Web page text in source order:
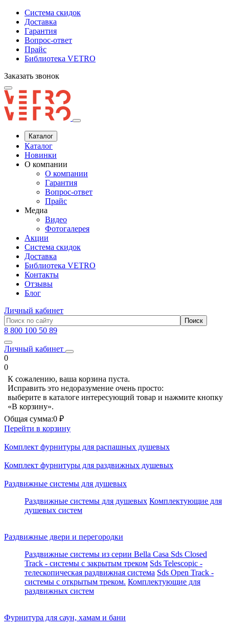
Система скидок
Доставка
Гарантия
Вопрос-ответ
Прайс
Библиотека VETRO
Заказать звонок
Каталог
Каталог
Новинки
О компании
О компании
Гарантия
Вопрос-ответ
Прайс
Медиа
Видео
Фотогалерея
Акции
Система скидок
Доставка
Библиотека VETRO
Контакты
Отзывы
Блог
Личный кабинет
8 800 100 50 89
Личный кабинет
0
0
К сожалению, ваша корзина пуста.
Исправить это недоразумение очень просто:
выберите в каталоге интересующий товар и нажмите кнопку
«В корзину».
Общая сумма:0 ₽
Перейти в корзину
Комплект фурнитуры для распашных душевых
Комплект фурнитуры для раздвижных душевых
Раздвижные системы для душевых
Раздвижные системы для душевых Комплектующие для
душевых систем
Раздвижные двери и перегородки
Раздвижные системы из серии Bella Casa Sds Closed
Track - системы с закрытым треком Sds Telescopic -
телескопическая раздвижная система Sds Open Track -
системы с открытым треком. Комплектующие для
раздвижных систем
Фурнитура для саун, хамам и бани